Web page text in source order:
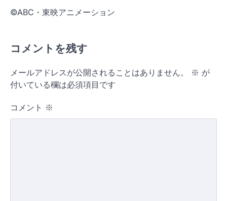
©ABC・東映アニメーション
コメントを残す
メールアドレスが公開されることはありません。 ※ が
付いている欄は必須項目です
コメント ※